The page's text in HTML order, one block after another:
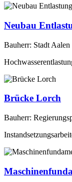
Neubau
Bauherr: Stadt Aalen
Brücke Lorch
Bauherr: